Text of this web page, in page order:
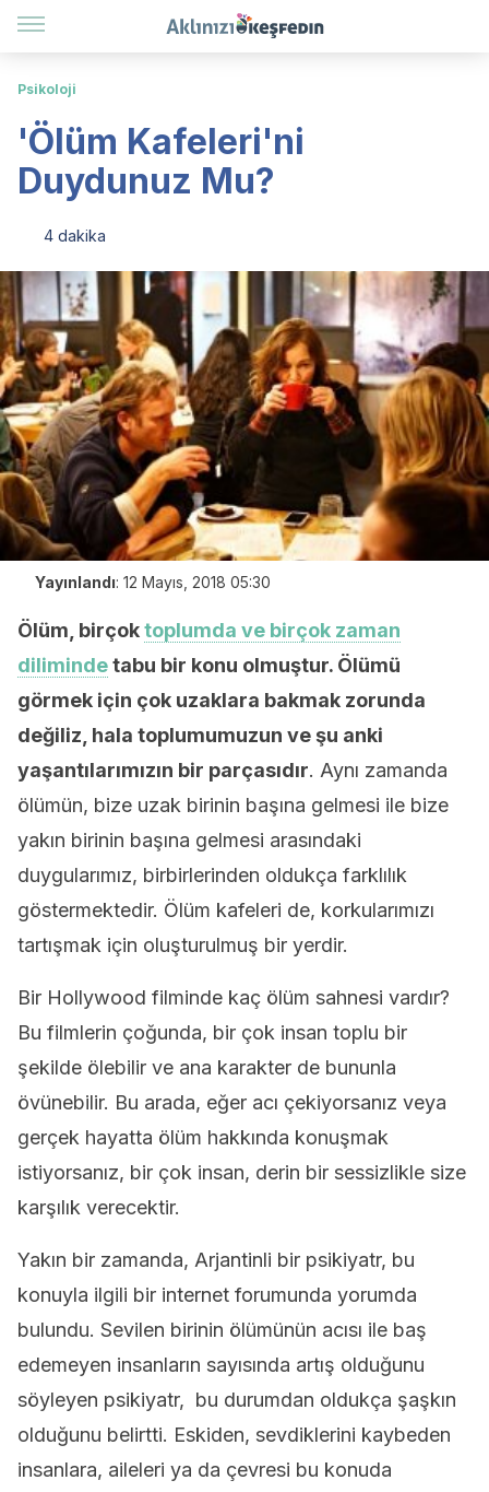
Psikoloji
'Ölüm Kafeleri'ni
Duydunuz Mu?
4 dakika
Yayınlandı: 12 Mayıs, 2018 05:30
Ölüm, birçoktoplumda ve birçok zaman
dilimindetabu bir konu olmuştur. Ölümü
görmek için çok uzaklara bakmak zorunda
değiliz, hala toplumumuzun ve şu anki
yaşantılarımızın bir parçasıdır. Aynı zamanda
ölümün, bize uzak birinin başına gelmesi ile bize
yakın birinin başına gelmesi arasındaki
duygularımız, birbirlerinden oldukça farklılık
göstermektedir. Ölüm kafeleri de, korkularımızı
tartışmak için oluşturulmuş bir yerdir.
Bir Hollywood filminde kaç ölüm sahnesi vardır?
Bu filmlerin çoğunda, bir çok insan toplu bir
şekilde ölebilir ve ana karakter de bununla
övünebilir. Bu arada, eğer acı çekiyorsanız veya
gerçek hayatta ölüm hakkında konuşmak
istiyorsanız, bir çok insan, derin bir sessizlikle size
karşılık verecektir.
Yakın bir zamanda, Arjantinli bir psikiyatr, bu
konuyla ilgili bir internet forumunda yorumda
bulundu. Sevilen birinin ölümünün acısı ile baş
edemeyen insanların sayısında artış olduğunu
söyleyen psikiyatr, bu durumdan oldukça şaşkın
olduğunu belirtti. Eskiden, sevdiklerini kaybeden
insanlara, aileleri ya da çevresi bu konuda